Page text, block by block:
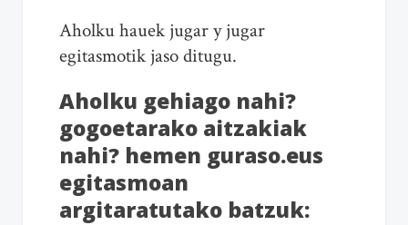
Aholku hauek jugar y jugar
egitasmotik jaso ditugu.
Aholku gehiago nahi?
gogoetarako aitzakiak
nahi? hemen guraso.eus
egitasmoan
argitaratutako batzuk: